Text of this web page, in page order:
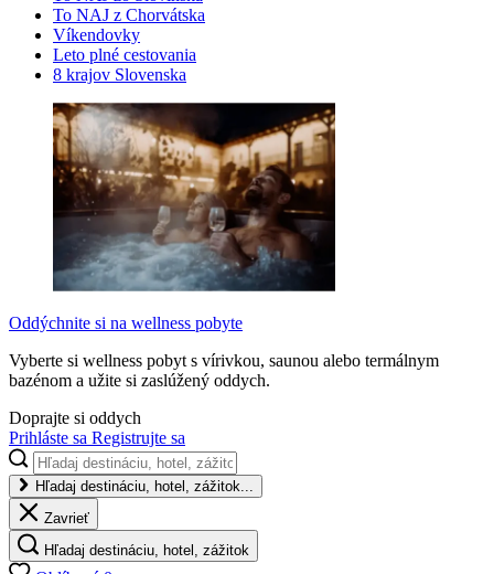
To NAJ z Chorvátska
Víkendovky
Leto plné cestovania
8 krajov Slovenska
Oddýchnite si na wellness pobyte
Vyberte si wellness pobyt s vírivkou, saunou alebo termálnym
bazénom a užite si zaslúžený oddych.
Doprajte si oddych
Prihláste sa Registrujte sa
Hľadaj destináciu, hotel, zážitok...
Zavrieť
Hľadaj destináciu, hotel, zážitok